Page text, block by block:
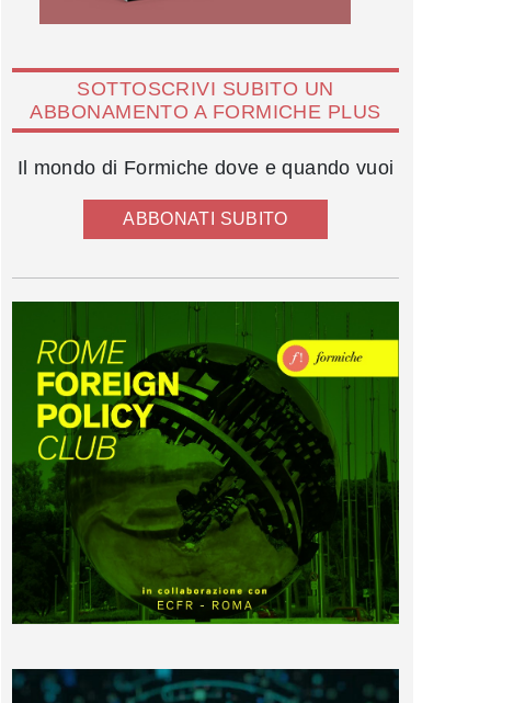
SOTTOSCRIVI SUBITO UN
ABBONAMENTO A FORMICHE PLUS
Il mondo di Formiche dove e quando vuoi
ABBONATI SUBITO